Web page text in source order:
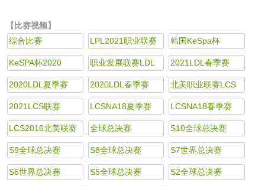
【比赛视频】
综合比赛
LPL2021职业联赛 韩国KeSpa杯
KeSPA杯2020 职业发展联赛LDL 2021LDL春季赛
2020LDL夏季赛 2020LDL春季赛 北美职业联赛LCS
2021LCS联赛 LCSNA18夏季赛 LCSNA18春季赛
LCS2016北美联赛 全球总决赛 S10全球总决赛
S9全球总决赛 S8全球总决赛 S7世界总决赛
S6世界总决赛 S5全球总决赛 S2全球总决赛